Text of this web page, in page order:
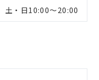
土・日10:00～20:00